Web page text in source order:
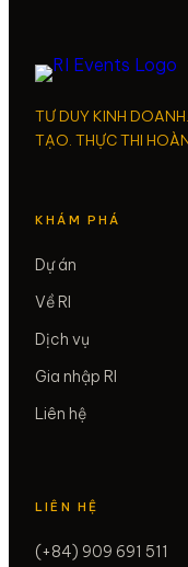
TƯ DUY KINH
TẠO. THỰC THI
KHÁM PHÁ
Dự án
Về RI
Dịch vụ
Gia nhập RI
Liên hệ
LIÊN HỆ
(+84) 909 691 511